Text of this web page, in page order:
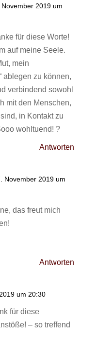
2019 um
für diese Worte!
auf meine Seele.
mein
ablegen zu können,
verbindend sowohl
mit den Menschen,
in Kontakt zu
wohltuend! ?
Antworten
November 2019 um
das freut mich
Antworten
um 20:30
für diese
– so treffend